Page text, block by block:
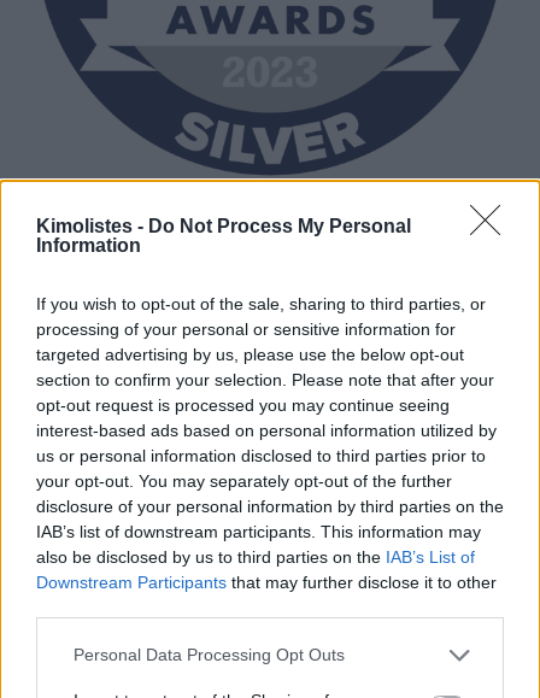
Kimolistes - Do Not Process My Personal
Information
If you wish to opt-out of the sale, sharing to third parties, or
processing of your personal or sensitive information for
targeted advertising by us, please use the below opt-out
section to confirm your selection. Please note that after your
opt-out request is processed you may continue seeing
interest-based ads based on personal information utilized by
us or personal information disclosed to third parties prior to
your opt-out. You may separately opt-out of the further
disclosure of your personal information by third parties on the
IAB’s list of downstream participants. This information may
also be disclosed by us to third parties on the IAB’s List of
Downstream Participants that may further disclose it to other
Please note that this website/app uses one or more Google
Personal Data Processing Opt Outs